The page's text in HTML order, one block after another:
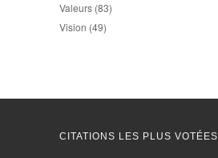
Valeurs (83)
Vision (49)
CITATIONS LES PLUS VOTÉES